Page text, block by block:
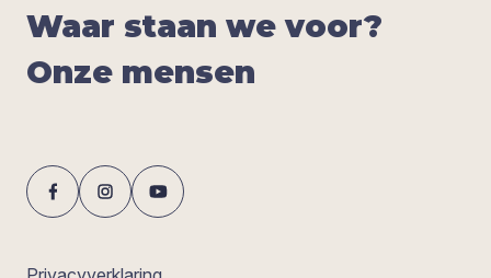
Waar staan we voor?
Onze men­sen